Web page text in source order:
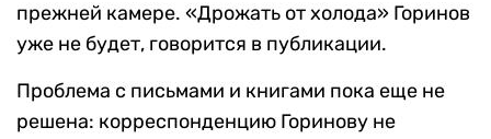
прежней камере. «Дрожать от холода» Горинов
уже не будет, говорится в публикации.
Проблема с письмами и книгами пока еще не
решена: корреспонденцию Горинову не